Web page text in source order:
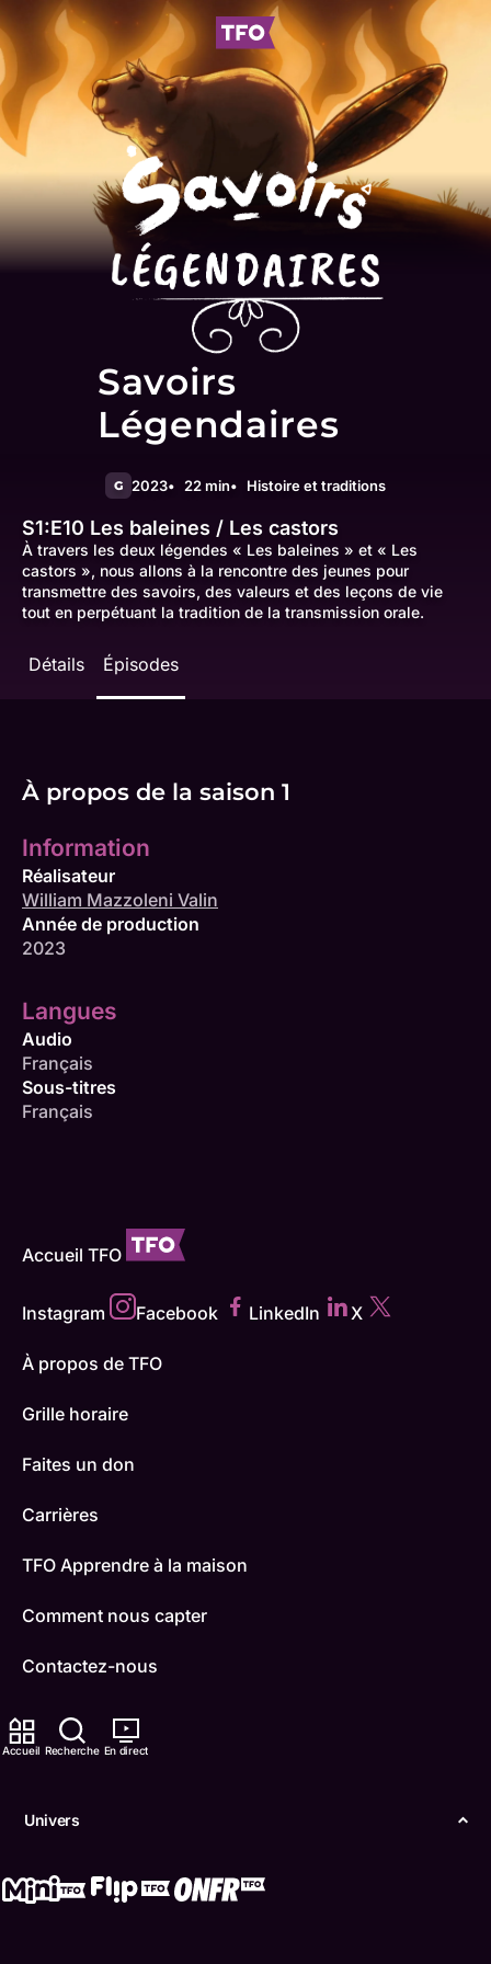
Accueil Recherche En direct
Univers
Savoirs
Légendaires
G 2023 22 min Histoire et traditions
S1:E10 Les baleines / Les castors
À travers les deux légendes « Les baleines » et « Les
castors », nous allons à la rencontre des jeunes pour
transmettre des savoirs, des valeurs et des leçons de vie
tout en perpétuant la tradition de la transmission orale.
Détails Épisodes
À propos de la saison 1
Information
Réalisateur
William Mazzoleni Valin
Année de production
2023
Langues
Audio
Français
Sous-titres
Français
Accueil TFO
Instagram Facebook LinkedIn X
À propos de TFO
Grille horaire
Faites un don
Carrières
TFO Apprendre à la maison
Comment nous capter
Contactez-nous
ONFR
Boukili